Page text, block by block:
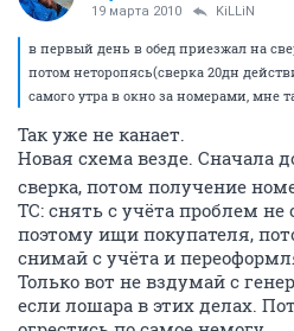
19 марта 2010 KiLLiN
в первый день в обед приезжал на
потом неторопясь(сверка 20дн
самого утра в окно за номерами, мне
Так уже не канает.
Новая схема везде. Сначала
сверка, потом получение
ТС: снять с учёта проблем не
поэтому ищи покупателя,
снимай с учёта и
Только вот не вздумай с
если лошара в этих делах.